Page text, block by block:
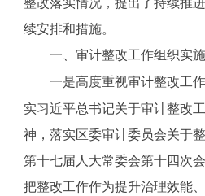
续安排和措施。
一、审计整改工作组织实
一是高度重视审计整改工
实习近平总书记关于审计整改
神，落实区委审计委员会关于
第十七届人大常委会第十四次
把整改工作作为提升治理效能